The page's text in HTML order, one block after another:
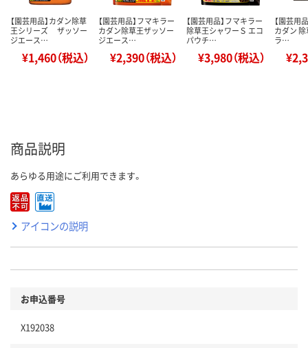
【園芸用品】カダン除草
王シリーズ ザッソー
ジエース…
¥1,460（税込）
【園芸用品】フマキラー
カダン除草王ザッソー
ジエース…
¥2,390（税込）
【園芸用品】フマキラー
除草王シャワーＳ エコ
パウチ…
¥3,980（税込）
【園芸用
カダン
ラ…
商品説明
あらゆる用途にご利用できます。
アイコンの説明
お申込番号
X192038